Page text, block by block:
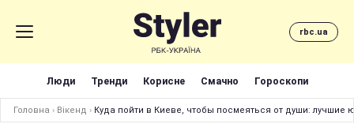
rbc.ua
Люди Тренди Корисне Смачно Гороскопи
Головна › Вікенд › Куда пойти в Киеве, чтобы посмеяться от души: